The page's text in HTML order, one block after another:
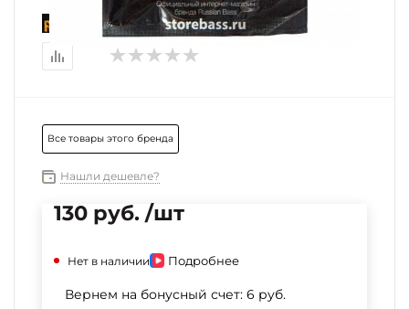
Все товары этого бренда
Нашли дешевле?
130 руб. /шт
Нет в наличии Подробнее
Вернем на бонусный счет: 6 руб.